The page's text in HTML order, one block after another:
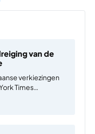
van de
verkiezingen
Times